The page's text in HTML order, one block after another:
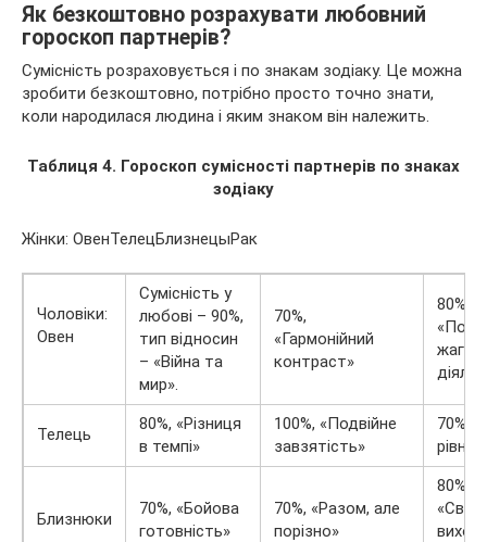
Як безкоштовно розрахувати любовний
гороскоп партнерів?
Сумісність розраховується і по знакам зодіаку. Це можна
зробити безкоштовно, потрібно просто точно знати,
коли народилася людина і яким знаком він належить.
Таблиця 4. Гороскоп сумісності партнерів по знаках
зодіаку
Жінки: ОвенТелецБлизнецыРак
Чоловіки:
Овен
Сумісність у
любові – 90%,
тип відносин
– «Війна та
мир».
70%,
«Гармонійний
контраст»
80%,
жага
Телець
80%, «Різниця
в темпі»
100%, «Подвійне
завзятість»
70%,
Близнюки
70%, «Бойова
готовність»
70%, «Разом, але
порізно»
80%,